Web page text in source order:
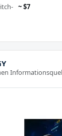
~ $7